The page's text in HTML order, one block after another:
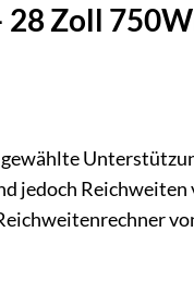
28 Zoll
gewählte
jedoch Reichweiten